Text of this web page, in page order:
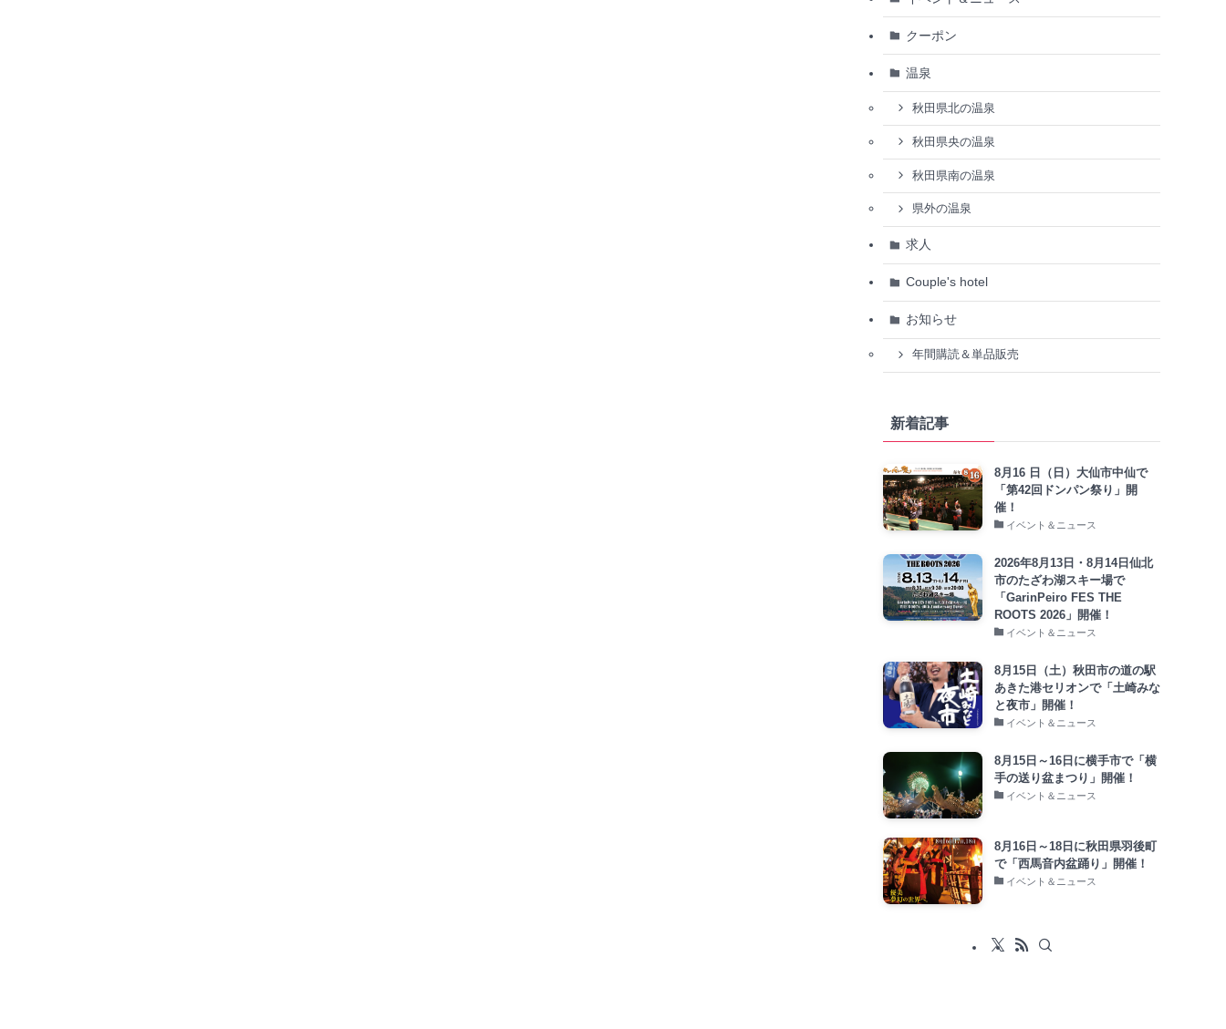
クーポン
温泉
秋田県北の温泉
秋田県央の温泉
秋田県南の温泉
県外の温泉
求人
Couple's hotel
お知らせ
年間購読＆単品販売
新着記事
8月16 日（日）大仙市中仙で
「第42回ドンパン祭り」開
催！
イベント＆ニュース
2026年8月13日・8月14日仙北
市のたざわ湖スキー場で
「GarinPeiro FES THE
ROOTS 2026」開催！
イベント＆ニュース
8月15日（土）秋田市の道の駅
あきた港セリオンで「土崎みな
と夜市」開催！
イベント＆ニュース
8月15日～16日に横手市で「横
手の送り盆まつり」開催！
イベント＆ニュース
8月16日～18日に秋田県羽後町
で「西馬音内盆踊り」開催！
イベント＆ニュース